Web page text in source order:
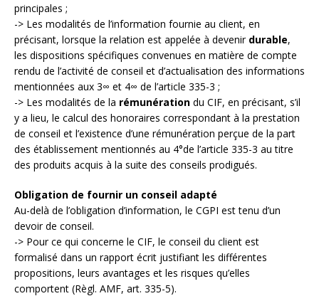
principales ;
-> Les modalités de l’information fournie au client, en
précisant, lorsque la relation est appelée à devenir durable,
les dispositions spécifiques convenues en matière de compte
rendu de l’activité de conseil et d’actualisation des informations
mentionnées aux 3∞ et 4∞ de l’article 335-3 ;
-> Les modalités de la rémunération du CIF, en précisant, s’il
y a lieu, le calcul des honoraires correspondant à la prestation
de conseil et l’existence d’une rémunération perçue de la part
des établissement mentionnés au 4°de l’article 335-3 au titre
des produits acquis à la suite des conseils prodigués.
Obligation de fournir un conseil adapté
Au-delà de l’obligation d’information, le CGPI est tenu d’un
devoir de conseil.
-> Pour ce qui concerne le CIF, le conseil du client est
formalisé dans un rapport écrit justifiant les différentes
propositions, leurs avantages et les risques qu’elles
comportent (Règl. AMF, art. 335-5).